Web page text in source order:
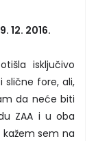
12. 2016.
isključivo
slične fore, ali,
da neće biti
ZAA i u oba
sem na